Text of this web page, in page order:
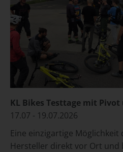
KL Bikes Testtage mit
17.07 - 19.07.2026
Eine einzigartige Möglichkeit
Hersteller direkt vor Ort und